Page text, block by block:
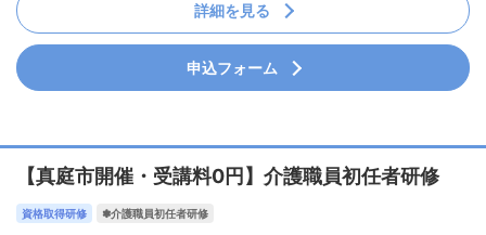
詳細を見る
申込フォーム
【真庭市開催・受講料0円】介護職員初任者研修
資格取得研修 ✽介護職員初任者研修